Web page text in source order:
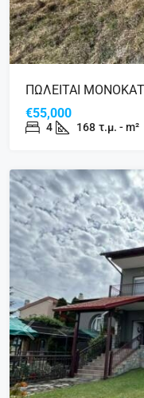
ΠΩΛΕΙΤΑΙ
€55,000
4 168 τ.μ. - m²